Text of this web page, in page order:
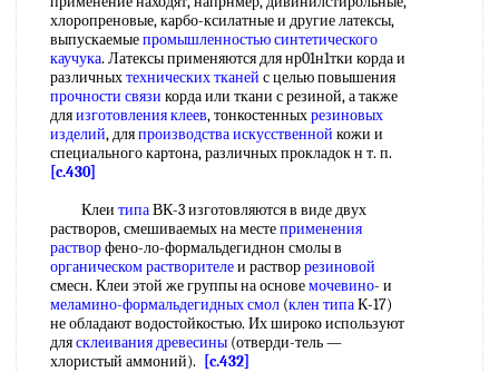
хлоропреновые, карбо-ксилатные и другие латексы,
выпускаемыепромышленностью синтетического
каучука. Латексы применяются для нр01н1тки корда и
различныхтехнических тканей с целью повышения
прочности связи корда или ткани с резиной, а также
дляизготовления клеев, тонкостенныхрезиновых
изделий, дляпроизводства искусственной кожи и
специального картона, различных прокладок н т. п.
[c.430]
Клеи типаВК-3 изготовляются в виде двух
растворов, смешиваемых на местеприменения
растворфено-ло-формальдегиднон смолы в
органическом растворителеи растворрезиновой
смесн. Клеи этой же группы на основемочевино- и
меламино-формальдегидных смол (клен типаК-17)
не обладают водостойкостью. Их широко используют
длясклеивания древесины (отверди-тель —
хлористый аммоний).
[c.432]